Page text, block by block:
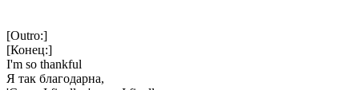
[Outro:]
[Конец:]
I'm so thankful
Я так благодарна,